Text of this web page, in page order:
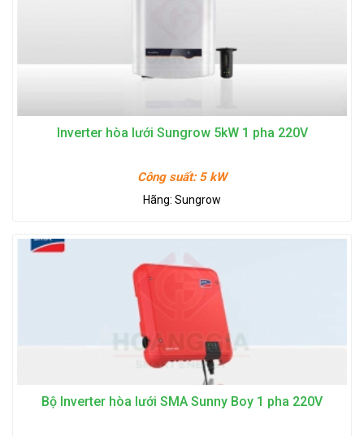
Inverter hòa lưới Sungrow 5kW 1 pha 220V
Công suất: 5 kW
Hãng: Sungrow
Bộ Inverter hòa lưới SMA Sunny Boy 1 pha 220V